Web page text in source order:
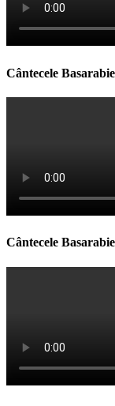
Cântecele
Cântecele